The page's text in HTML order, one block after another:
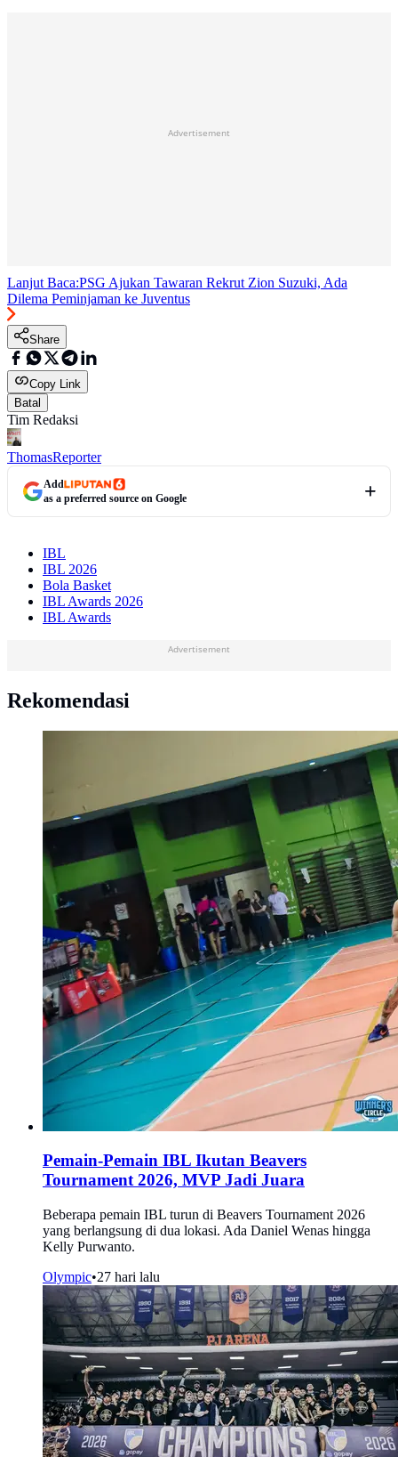
Advertisement
Lanjut Baca:PSG Ajukan Tawaran Rekrut Zion Suzuki, Ada
Dilema Peminjaman ke Juventus
Share
Copy Link
Batal
Tim Redaksi
ThomasReporter
Add
as a preferred source on Google
IBL
IBL 2026
Bola Basket
IBL Awards 2026
IBL Awards
Advertisement
Rekomendasi
Pemain-Pemain IBL Ikutan Beavers
Tournament 2026, MVP Jadi Juara
Beberapa pemain IBL turun di Beavers Tournament 2026
yang berlangsung di dua lokasi. Ada Daniel Wenas hingga
Kelly Purwanto.
Olympic•27 hari lalu